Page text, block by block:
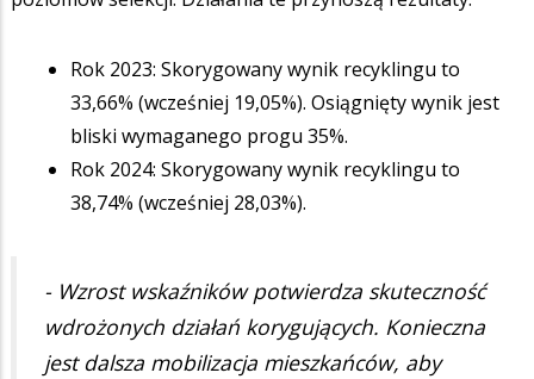
Rok 2023: Skorygowany wynik recyklingu to
33,66% (wcześniej 19,05%). Osiągnięty wynik jest
bliski wymaganego progu 35%.
Rok 2024: Skorygowany wynik recyklingu to
38,74% (wcześniej 28,03%).
- Wzrost wskaźników potwierdza skuteczność
wdrożonych działań korygujących. Konieczna
jest dalsza mobilizacja mieszkańców, aby